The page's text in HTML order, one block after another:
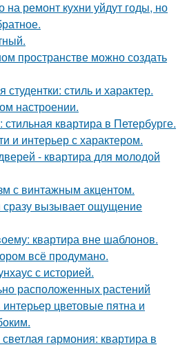
на ремонт кухни уйдут годы, но
пространстве можно создать
стиль и характер.
настроении.
квартира в Петербурге.
и интерьер с характером.
- квартира для молодой
с винтажным акцентом.
сразу вызывает ощущение
квартира вне шаблонов.
всё продумано.
с историей.
расположенных растений
цветовые пятна и
гармония: квартира в